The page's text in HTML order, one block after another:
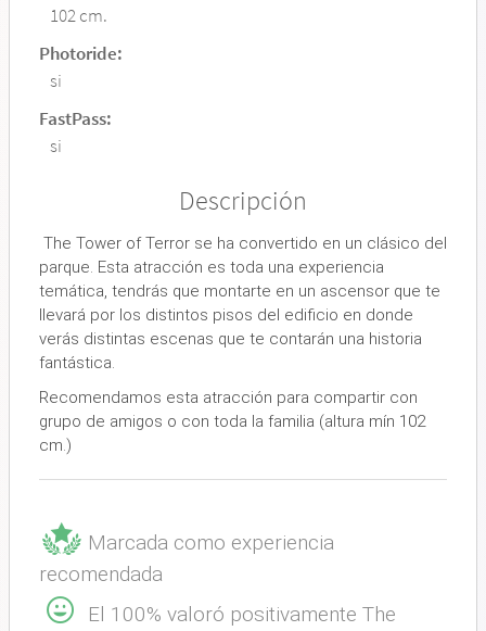
102 cm.
Photoride:
si
FastPass:
si
Descripción
The Tower of Terror se ha convertido en un clásico del
parque. Esta atracción es toda una experiencia
temática, tendrás que montarte en un ascensor que te
llevará por los distintos pisos del edificio en donde
verás distintas escenas que te contarán una historia
fantástica.
Recomendamos esta atracción para compartir con
grupo de amigos o con toda la familia (altura mín 102
cm.)
Marcada como experiencia
recomendada
El 100% valoró positivamente The